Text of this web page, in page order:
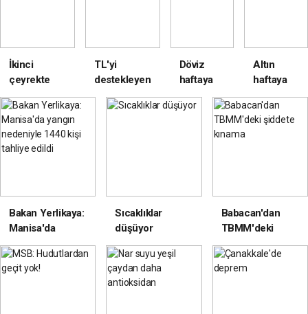
İkinci
çeyrekte
ekonomimiz
büyüdü
TL'yi
destekleyen
'Merkez'
adım!
Döviz
haftaya
nasıl
başladı?
Altın
haftaya
nasıl
başladı?
Bakan Yerlikaya:
Manisa'da
yangın
nedeniyle 1440
kişi tahliye edildi
Sıcaklıklar
düşüyor
Babacan'dan
TBMM'deki
şiddete kınama